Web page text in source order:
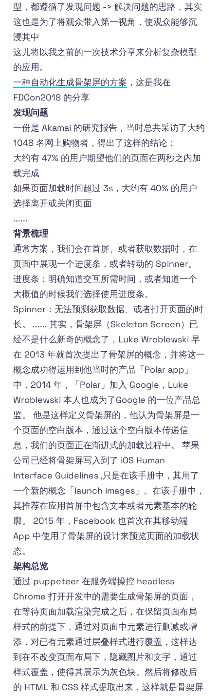
型，都遵循了发现问题 -> 解决问题的思路，其实
这也是为了将观众带入第一视角，使观众能够沉
浸其中
这儿将以我之前的一次技术分享来分析复杂模型
的应用。
一种自动化生成骨架屏的方案 ，这是我在
FDCon2018 的分享
发现问题
一份是 Akamai 的研究报告，当时总共采访了大约
1048 名网上购物者，得出了这样的结论：
大约有 47% 的用户期望他们的页面在两秒之内加
载完成
如果页面加载时间超过 3s，大约有 40% 的用户
选择离开或关闭页面
......
背景梳理
通常方案，我们会在首屏、或者获取数据时，在
页面中展现一个进度条，或者转动的 Spinner。
进度条：明确知道交互所需时间，或者知道一个
大概值的时候我们选择使用进度条。
Spinner：无法预测获取数据、或者打开页面的时
长。 ...... 其实，骨架屏（Skeleton Screen）已
经不是什么新奇的概念了，Luke Wroblewski 早
在 2013 年就首次提出了骨架屏的概念，并将这一
概念成功得运用到他当时的产品「Polar app」
中，2014 年，「Polar」加入 Google，Luke
Wroblewski 本人也成为了Google 的一位产品总
监。 他是这样定义骨架屏的，他认为骨架屏是一
个页面的空白版本，通过这个空白版本传递信
息，我们的页面正在渐进式的加载过程中。 苹果
公司已经将骨架屏写入到了 iOS Human
Interface Guidelines ,只是在该手册中，其用了
一个新的概念「launch images」。在该手册中，
其推荐在应用首屏中包含文本或者元素基本的轮
廓。 2015 年，Facebook 也首次在其移动端
App 中使用了骨架屏的设计来预览页面的加载状
态。
架构总览
通过 puppeteer 在服务端操控 headless
Chrome 打开开发中的需要生成骨架屏的页面，
在等待页面加载渲染完成之后，在保留页面布局
样式的前提下，通过对页面中元素进行删减或增
添，对已有元素通过层叠样式进行覆盖，这样达
到在不改变页面布局下，隐藏图片和文字，通过
样式覆盖，使得其展示为灰色块。然后将修改后
的 HTML 和 CSS 样式提取出来，这样就是骨架屏